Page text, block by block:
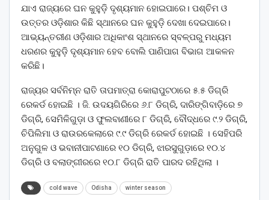
ଯାଏ ରାଜ୍ୟରେ ଘନ କୁହୁଡ଼ି ଦୃଶ୍ୟମାନ ହୋଇପାରେ। ପଶ୍ଚିମ ଓ
ଉତ୍ତର ଓଡ଼ିଶାର କିଛି ସ୍ଥାନରେ ଘନ କୁହୁଡ଼ି ଦେଖା ଦେଇପାରେ।
ଆଭ୍ୟନ୍ତରୀଣ ଓଡ଼ିଶାର ଅଧିକାଂଶ ସ୍ଥାନରେ ସ୍ବଳ୍ପରୁ ମଧ୍ୟମ
ଧରଣର କୁହୁଡ଼ି ଦୃଶ୍ୟମାନ ହେବ ବୋଲି ପାଣିପାଗ ବିଭାଗ ଆକଳନ
କରିଛି।
ରାଜ୍ୟର ସର୍ବନିମ୍ନ ରାତି ତାପମାତ୍ରା କୋରାପୁଟଠାରେ ୫.୫ ଡିଗ୍ରି
ରେକର୍ଡ ହୋଇଛି । ଜି. ଉଦୟଗିରିରେ ୬.୮ ଡିଗ୍ରି, ଦାରିଙ୍ଗିବାଡ଼ିରେ ୭
ଡିଗ୍ରି, ସେମିଳିଗୁଡ଼ା ଓ ଫୁଲବାଣୀରେ ୮ ଡିଗ୍ରି, ବୌଦ୍ଧରେ ୯.୨ ଡିଗ୍ରି,
ଚିପିଲିମା ଓ ରାଉରକେଲାରେ ୯.୯ ଡିଗ୍ରି ରେକର୍ଡ ହୋଇଛି । ସେହିପରି
ଅନୁଗୁଳ ଓ ଭବାନୀପାଟଣାରେ ୧୦ ଡିଗ୍ରି, ଝାରସୁଗୁଡ଼ାରେ ୧୦.୪
ଡିଗ୍ରି ଓ ବଲାଙ୍ଗୀରରେ ୧୦.୮ ଡିଗ୍ରି ରାତି ପାରଦ ରହିଥିଲା ।
cold wave Odisha winter season